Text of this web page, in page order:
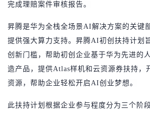
完成理赔案件审核报告。
昇腾是华为全栈全场景AI解决方案的关键
提供强大算力支持。昇腾AI初创扶持计划
创新门槛，帮助初创企业基于华为先进的
造产品，提供Atlas样机和云资源券扶持，
资源，帮助企业轻松开启AI创业梦想。
此扶持计划根据企业参与程度分为三个阶